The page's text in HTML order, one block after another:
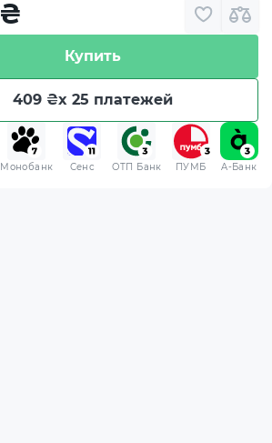
₴
Купить
409 ₴x 25 платежей
Монобанк Сенс ОТП Банк ПУМБ A-Банк